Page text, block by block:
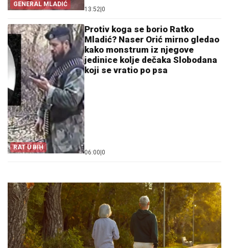
GENERAL MLADIĆ
13:52 0
RAT U BIH
Protiv koga se borio Ratko
Mladić? Naser Orić mirno gledao
kako monstrum iz njegove
jedinice kolje dečaka Slobodana
koji se vratio po psa
06:00 0